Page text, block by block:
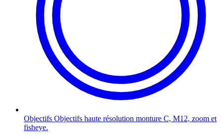
Objectifs Objectifs haute résolution monture C, M12, zoom et
fisheye.